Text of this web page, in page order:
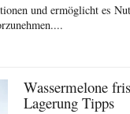
und ermöglicht es
Wassermelone
Lagerung Tipps